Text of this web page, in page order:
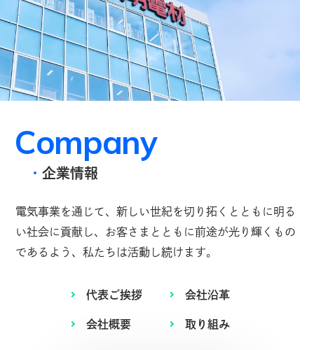
Company
企業情報
電気事業を通じて、新しい世紀を切り拓くとともに明る
い社会に貢献し、
お客さまとともに前途が光り輝くもの
であるよう、私たちは活動し続けます。
代表ご挨拶 会社沿革
会社概要 取り組み